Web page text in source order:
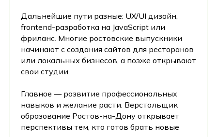
Дальнейшие пути разные: UX/UI дизайн,
frontend-разработка на JavaScript или
фриланс. Многие ростовские выпускники
начинают с создания сайтов для ресторанов
или локальных бизнесов, а позже открывают
свои студии.
Главное — развитие профессиональных
навыков и желание расти. Верстальщик
образование Ростов-на-Дону открывает
перспективы тем, кто готов брать новые